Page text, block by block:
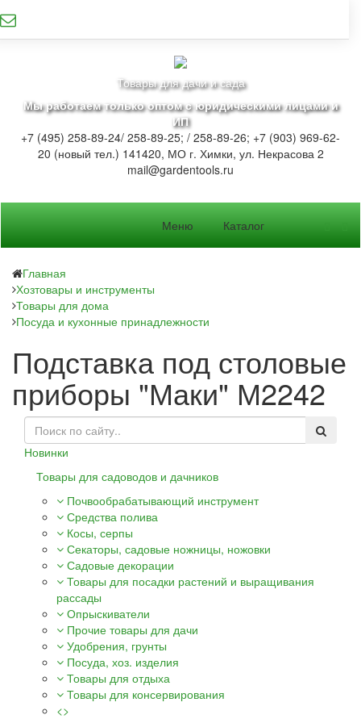
Товары для дачи и сада
Мы работаем только оптом с юридическими лицами и
ИП
+7 (495) 258-89-24/ 258-89-25; / 258-89-26; +7 (903) 969-62-
20 (новый тел.) 141420, МО г. Химки, ул. Некрасова 2
mail@gardentools.ru
Каталог
Меню
Главная
Хозтовары и инструменты
Товары для дома
Посуда и кухонные принадлежности
Подставка под столовые
приборы "Маки" М2242
Новинки
Товары для садоводов и дачников
Почвообрабатывающий инструмент
Средства полива
Косы, серпы
Секаторы, садовые ножницы, ножовки
Садовые декорации
Товары для посадки растений и выращивания
рассады
Опрыскиватели
Прочие товары для дачи
Удобрения, грунты
Посуда, хоз. изделия
Товары для отдыха
Товары для консервирования
<>